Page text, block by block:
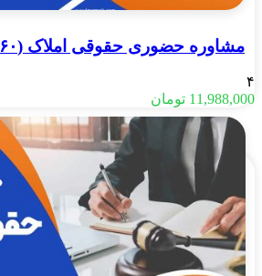
مشاوره حضوری حقوقی املاک (۶۰ دقیقه ای) 👨🏻‍💼
۴
11,988,000 تومان